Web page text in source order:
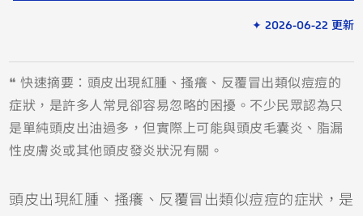
✦ 2026-06-22 更新
❝ 快速摘要：頭皮出現紅腫、搔癢、反覆冒出類似痘痘的
症狀，是許多人常見卻容易忽略的困擾。不少民眾認為只
是單純頭皮出油過多，但實際上可能與頭皮毛囊炎、脂漏
性皮膚炎或其他頭皮發炎狀況有關。
頭皮出現紅腫、搔癢、反覆冒出類似痘痘的症狀，是